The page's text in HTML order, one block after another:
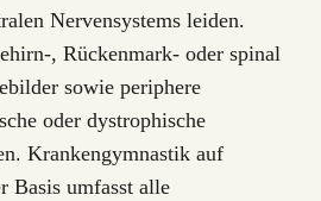
Nervensystems leiden.
, Rückenmark- oder spinal
sowie periphere
oder dystrophische
Krankengymnastik auf
Basis umfasst alle